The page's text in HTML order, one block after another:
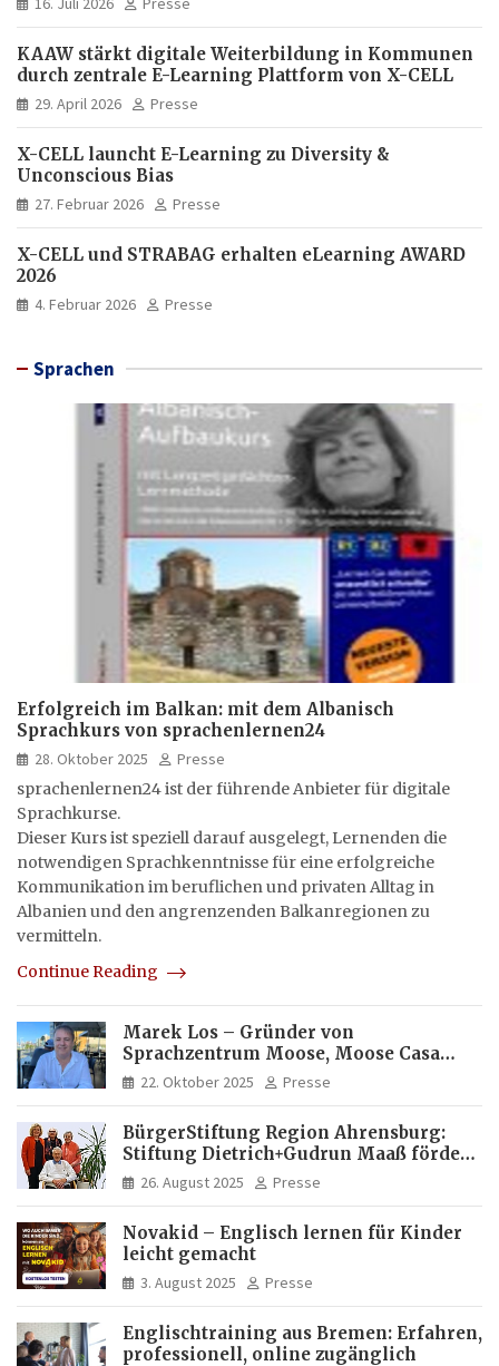
KAAW stärkt digitale Weiterbildung in Kommunen
durch zentrale E-Learning Plattform von X-CELL
29. April 2026 Presse
X-CELL launcht E-Learning zu Diversity &
Unconscious Bias
27. Februar 2026 Presse
X-CELL und STRABAG erhalten eLearning AWARD
2026
4. Februar 2026 Presse
Sprachen
Erfolgreich im Balkan: mit dem Albanisch
Sprachkurs von sprachenlernen24
28. Oktober 2025
Presse
sprachenlernen24 ist der führende Anbieter für digitale
Sprachkurse.
Dieser Kurs ist speziell darauf ausgelegt, Lernenden die
notwendigen Sprachkenntnisse für eine erfolgreiche
Kommunikation im beruflichen und privaten Alltag in
Albanien und den angrenzenden Balkanregionen zu
vermitteln.
Continue Reading
Marek Los – Gründer von
Sprachzentrum Moose, Moose Casa
Italia und Apartamento Brasil |
Internationaler Experte für Bildung
22. Oktober 2025 Presse
BürgerStiftung Region Ahrensburg:
Stiftung Dietrich+Gudrun Maaß fördert
Deutschkenntnisse von Frauen
26. August 2025 Presse
Novakid – Englisch lernen für Kinder
leicht gemacht
3. August 2025 Presse
Englischtraining aus Bremen: Erfahren,
professionell, online zugänglich